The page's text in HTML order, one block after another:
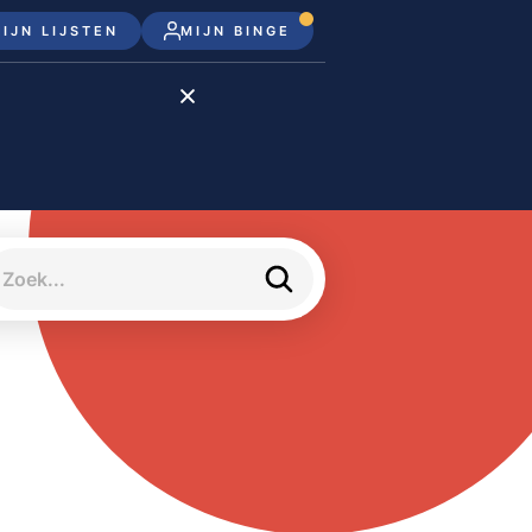
LIJSTEN MIJN BINGE
Disney+
meJane